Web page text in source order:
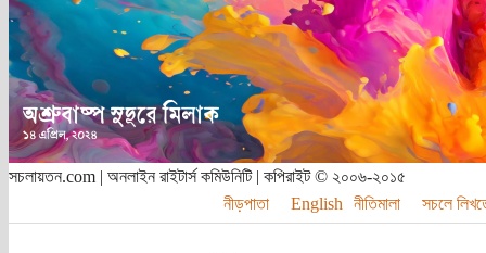
সচলায়তন.com | অনলাইন রাইটার্স কমিউনিটি | কপিরাইট © ২০০৬-২০১৫
নীড়পাতা
English নীতিমালা সচলে